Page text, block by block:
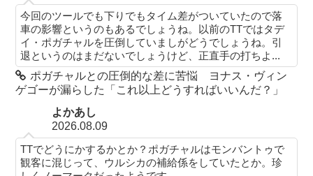
今回のツールでも下りでもタイム差がついていたので落
車の影響というのもあるでしょうね。以前のTTではタデ
イ・ポガチャルを圧倒していましがどうでしょうね。引
退というのはまだないでしょうけど、正直手の打ちよ...
ポガチャルとの圧倒的な差に苦悩 ヨナス・ヴィン
ゲゴーが漏らした「これ以上どうすればいいんだ？」
よかあし
2026.08.09
TTでどうにかするかとか？ポガチャルはモンバントゥで
観客に混じって、ウルシカの補給係をしていたとか。珍